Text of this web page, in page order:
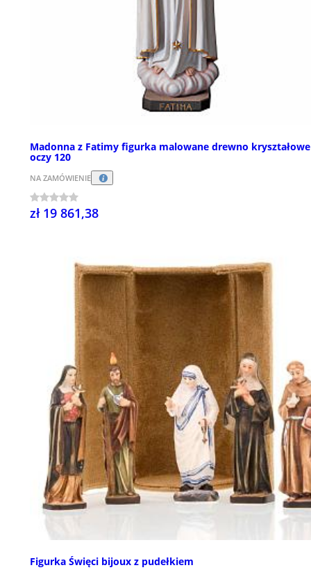
Madonna z Fatimy figurka malowane drewno kryształowe
oczy 120
NA ZAMÓWIENIE
zł 19 861,38
Figurka Święci bijoux z pudełkiem